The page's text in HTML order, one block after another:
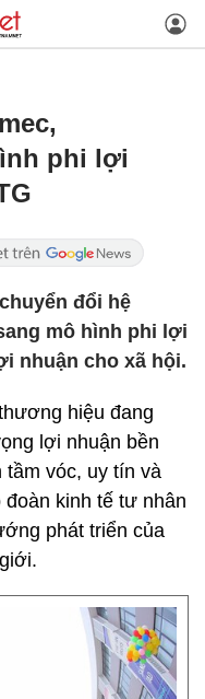
phi lợi
đổi hệ
mô hình phi lợi
nhuận cho xã hội.
hiệu đang
lợi nhuận bền
tầm vóc, uy tín và
kinh tế tư nhân
phát triển của